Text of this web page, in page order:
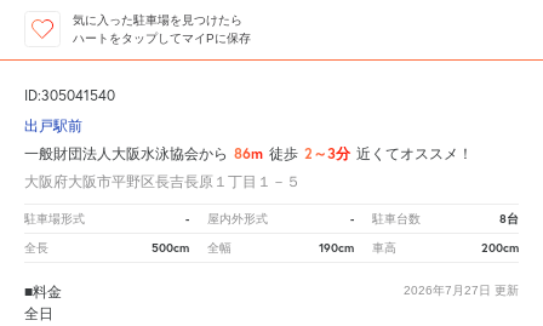
気に入った駐車場を見つけたら
ハートをタップしてマイPに保存
ID:305041540
出戸駅前
一般財団法人大阪水泳協会から 86m 徒歩 2～3分 近くてオススメ！
大阪府大阪市平野区長吉長原１丁目１－５
駐車場形式 - 屋内外形式 - 駐車台数 8台
全長 500cm 全幅 190cm 車高 200cm
2026年7月27日 更新
■料金
全日